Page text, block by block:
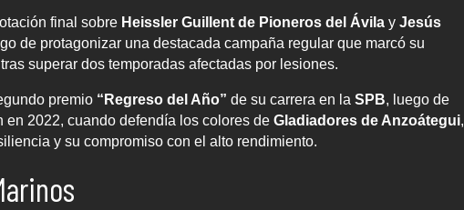
final sobre Heissler Guillent de Pioneros del Ávila y Jesús
de protagonizar una destacada campaña regular que marcó su
superar dos temporadas afectadas por lesiones.
premio “Regreso del Año” de su carrera en la SPB, luego de
2022, cuando defendía los colores de Gladiadores de Anzoátegui,
y su compromiso con el alto rendimiento.